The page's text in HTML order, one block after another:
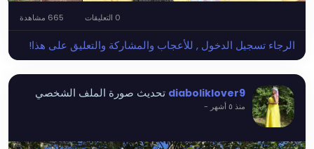
الرجاء تسجيل الدخول , للأعجاب والمشاركة والتعليق على هذا!
diaboliklover9 تحديث صورة الملف الشخصي
منذ ٥ أشهر -